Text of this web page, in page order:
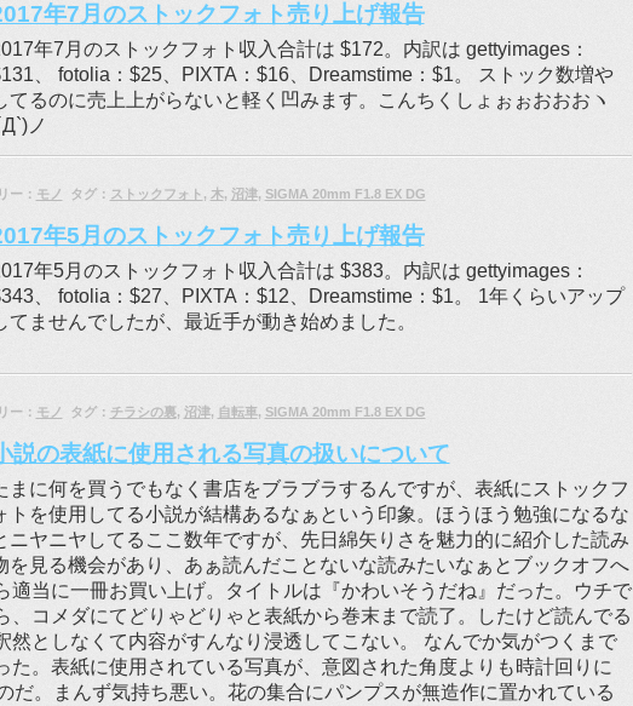
年7月のストックフォト売り上げ報告
年7月のストックフォト収入合計は $172。内訳は gettyimages：
、 fotolia：$25、PIXTA：$16、Dreamstime：$1。 ストック数増や
てるのに売上上がらないと軽く凹みます。こんちくしょぉぉおおおヽ
ノ
ー： モノ タグ： ストックフォト , 木, 沼津, SIGMA 20mm F1.8 EX DG
年5月のストックフォト売り上げ報告
年5月のストックフォト収入合計は $383。内訳は gettyimages：
、 fotolia：$27、PIXTA：$12、Dreamstime：$1。 1年くらいアップ
てませんでしたが、最近手が動き始めました。
ー： モノ タグ： チラシの裏, 沼津, 自転車, SIGMA 20mm F1.8 EX DG
説の表紙に使用される写真の扱いについて
まに何を買うでもなく書店をブラブラするんですが、表紙にストックフ
トを使用してる小説が結構あるなぁという印象。ほうほう勉強になるな
ニヤニヤしてるここ数年ですが、先日綿矢りさを魅力的に紹介した読み
を見る機会があり、あぁ読んだことないな読みたいなぁとブックオフへ
適当に一冊お買い上げ。タイトルは『かわいそうだね』だった。ウチで
、コメダにてどりゃどりゃと表紙から巻末まで読了。したけど読んでる
然としなくて内容がすんなり浸透してこない。 なんでか気がつくまで
た。表紙に使用されている写真が、意図された角度よりも時計回りに
だ。まんず気持ち悪い。花の集合にパンプスが無造作に置かれている